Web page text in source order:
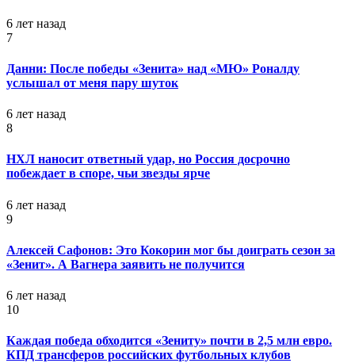
6 лет назад
7
Данни: После победы «Зенита» над «МЮ» Роналду
услышал от меня пару шуток
6 лет назад
8
НХЛ наносит ответный удар, но Россия досрочно
побеждает в споре, чьи звезды ярче
6 лет назад
9
Алексей Сафонов: Это Кокорин мог бы доиграть сезон за
«Зенит». А Вагнера заявить не получится
6 лет назад
10
Каждая победа обходится «Зениту» почти в 2,5 млн евро.
КПД трансферов российских футбольных клубов